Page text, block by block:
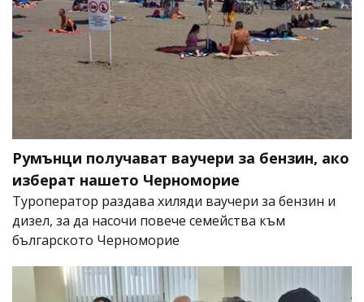
Румънци получават ваучери за бензин, ако
изберат нашето Черноморие
Туроператор раздава хиляди ваучери за бензин и
дизел, за да насочи повече семейства към
българското Черноморие